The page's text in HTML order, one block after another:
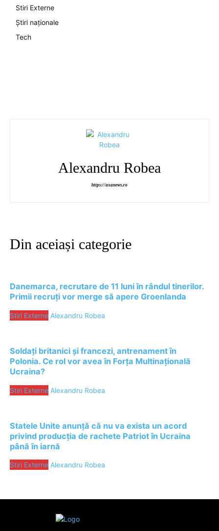
Stiri Externe
Știri naționale
Tech
Alexandru Robea
https://axanews.ro
Din aceiași categorie
Danemarca, recrutare de 11 luni în rândul tinerilor.
Primii recruți vor merge să apere Groenlanda
Stiri Externe Alexandru Robea
Soldați britanici și francezi, antrenament în
Polonia. Ce rol vor avea în Forța Multinațională
Ucraina?
Stiri Externe Alexandru Robea
Statele Unite anunță că nu va exista un acord
privind producția de rachete Patriot în Ucraina
până în iarnă
Stiri Externe Alexandru Robea